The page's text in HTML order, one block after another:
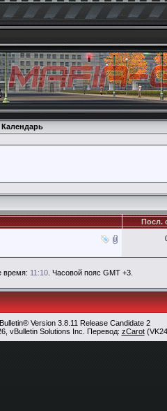
Календарь
Посл.
время: 11:10. Часовой пояс GMT +3.
Version 3.8.11 Release Candidate 2
vBulletin Solutions Inc. Перевод: zCarot